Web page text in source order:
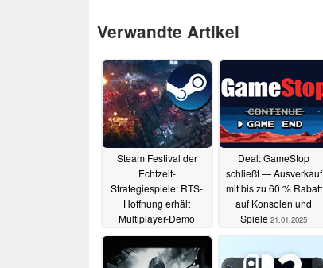
Verwandte Artikel
Steam Festival der
Echtzeit-
Strategiespiele: RTS-
Hoffnung erhält
Multiplayer-Demo
21.01.2025
Deal: GameStop
schließt — Ausverkauf
mit bis zu 60 % Rabatt
auf Konsolen und
Spiele 21.01.2025